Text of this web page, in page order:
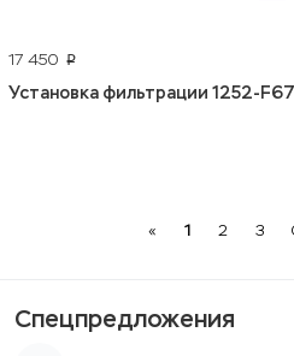
17 450 p
Установка фильтрации 1252-
«Previous
1 2 3
Спецпредложения